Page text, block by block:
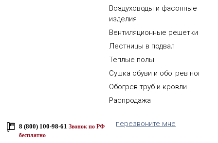
Воздуховоды и фасонные
изделия
Вентиляционные решетки
Лестницы в подвал
Теплые полы
Сушка обуви и обогрев ног
Обогрев труб и кровли
Распродажа
8 (800) 100-98-61 Звонок по РФ
бесплатно
перезвоните мне